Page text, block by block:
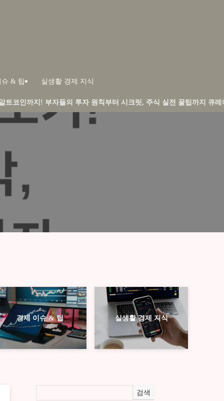
슈 & 팁 실생활 경제 지식
들의 투자 원칙부터 시크릿, 주식 실전 꿀팁까지 큐레이션합니다.
경제 이슈 & 팁 실생활 경제 지식
검색